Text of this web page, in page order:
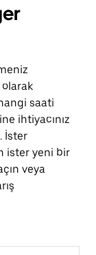
saati
ihtiyacınız
İster
ister yeni bir
veya